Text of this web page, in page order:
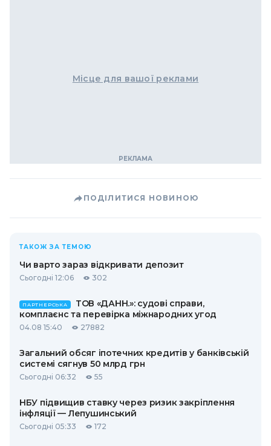
Місце для вашої реклами
ПОДІЛИТИСЯ НОВИНОЮ
ТАКОЖ ЗА ТЕМОЮ
Чи варто зараз відкривати депозит
Сьогодні 12:06 302
ПАРТНЕРСЬКА
ТОВ «ДАНН.»: судові справи,
комплаєнс та перевірка міжнародних угод
04.08 15:40 27882
Загальний обсяг іпотечних кредитів у банківській
системі сягнув 50 млрд грн
Сьогодні 06:32 55
НБУ підвищив ставку через ризик закріплення
інфляції — Лепушинський
Сьогодні 05:33 172